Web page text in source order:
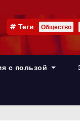
Теги Общество
с пользой